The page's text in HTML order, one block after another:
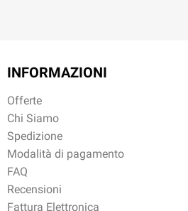
INFORMAZIONI
Offerte
Chi Siamo
Spedizione
Modalità di pagamento
FAQ
Recensioni
Fattura Elettronica